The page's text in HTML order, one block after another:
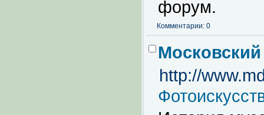
форум.
Комментарии: 0
http://